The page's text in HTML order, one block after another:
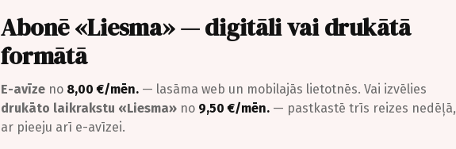
Abonē «Liesma» — digitāli vai drukātā
formātā
E-avīze no 8,00 €/mēn. — lasāma web un mobilajās lietotnēs. Vai izvēlies
drukāto laikrakstu «Liesma» no 9,50 €/mēn. — pastkastē trīs reizes nedēļā,
ar pieeju arī e-avīzei.